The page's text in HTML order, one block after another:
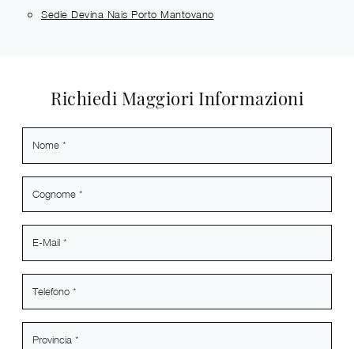
Sedie Devina Nais Porto Mantovano
Richiedi Maggiori Informazioni